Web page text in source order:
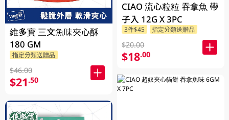
維多寶 三文魚味夾心酥
180 GM
指定分類送贈品
$46.00
$21.50
CIAO 流心粒粒 吞拿魚 帶
子入 12G X 3PC
3件$45 指定分類送贈品
$20.00
$18.00